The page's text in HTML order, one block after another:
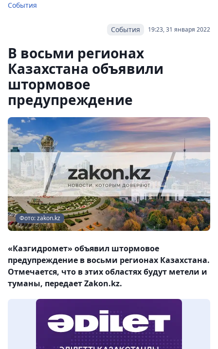
События
19:23, 31 января 2022
События
В восьми регионах
Казахстана объявили
штормовое
предупреждение
Фото: zakon.kz
«Казгидромет» объявил штормовое
предупреждение в восьми регионах Казахстана.
Отмечается, что в этих областях будут метели и
туманы, передает Zakon.kz.